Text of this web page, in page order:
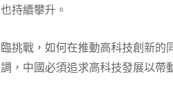
持續攀升。
挑戰，如何在推動高科技創新的
，中國必須追求高科技發展以帶